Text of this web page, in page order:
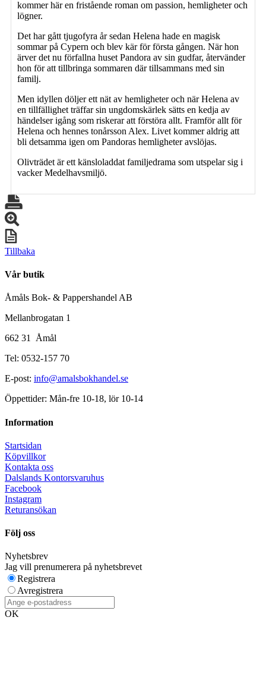
kommer här en fristående roman om passion, hemligheter och
lögner.
Det har gått tjugofyra år sedan Helena hade en magisk
sommar på Cypern och blev kär för första gången. När hon
ärver det nu förfallna huset Pandora av sin gudfar, återvänder
hon för att tillbringa sommaren där tillsammans med sin
familj.
Men idyllen döljer ett nät av hemligheter och när Helena av
en tillfällighet träffar sin ungdomskärlek sätts en kedja av
händelser igång som riskerar att förstöra allt. Framför allt för
Helena och hennes tonårsson Alex. Livet kommer aldrig att
bli detsamma igen om Pandoras hemligheter avslöjas.
Olivträdet är ett känsloladdat familjedrama som utspelar sig i
vacker Medelhavsmiljö.
Tillbaka
Vår butik
Åmåls Bok- & Pappershandel AB
Mellanbrogatan 1
662 31 Åmål
Tel: 0532-157 70
E-post: info@amalsbokhandel.se
Öppettider: Mån-fre 10-18, lör 10-14
Information
Startsidan
Köpvillkor
Kontakta oss
Dalslands Kontorsvaruhus
Facebook
Instagram
Returansökan
Följ oss
Nyhetsbrev
Jag vill prenumerera på nyhetsbrevet
Registrera
Avregistrera
OK